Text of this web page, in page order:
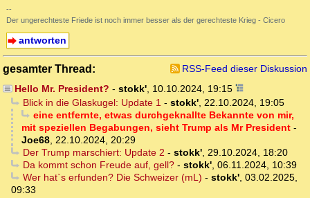
--
Der ungerechteste Friede ist noch immer besser als der gerechteste Krieg - Cicero
antworten
gesamter Thread:
RSS-Feed dieser Diskussion
Hello Mr. President? - stokk', 10.10.2024, 19:15
Blick in die Glaskugel: Update 1- stokk', 22.10.2024, 19:05
eine entfernte, etwas durchgeknallte Bekannte von mir,
mit speziellen Begabungen, sieht Trump als Mr President -
Joe68, 22.10.2024, 20:29
Der Trump marschiert: Update 2 - stokk', 29.10.2024, 18:20
Da kommt schon Freude auf, gell?- stokk', 06.11.2024, 10:39
Wer hat`s erfunden? Die Schweizer (mL) - stokk', 03.02.2025,
09:33